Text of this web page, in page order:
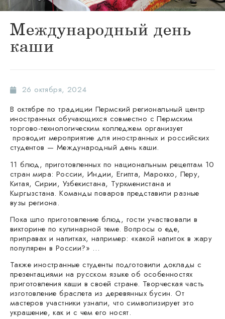
Международный день
каши
26 октября, 2024
В октябре по традиции Пермский региональный центр
иностранных обучающихся совместно с Пермским
торгово-технологическим колледжем организует
проводит мероприятие для иностранных и российских
студентов — Международный день каши.
11 блюд, приготовленных по национальным рецептам 10
стран мира: России, Индии, Египта, Марокко, Перу,
Китая, Сирии, Узбекистана, Туркменистана и
Кыргызстана. Команды поваров представили разные
вузы региона.
Пока шло приготовление блюд, гости участвовали в
викторине по кулинарной теме. Вопросы о еде,
приправах и напитках, например: «какой напиток в жару
популярен в России?» …
Также иностранные студенты подготовили доклады с
презентациями на русском языке об особенностях
приготовления каши в своей стране. Творческая часть
изготовление браслета из деревянных бусин. От
мастеров участники узнали, что символизирует это
украшение, как и с чем его носят.